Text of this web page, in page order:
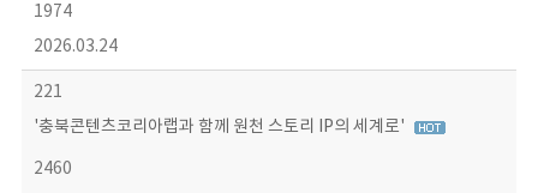
1974
2026.03.24
221
'충북콘텐츠코리아랩과 함께 원천 스토리 IP의 세계로'
2460